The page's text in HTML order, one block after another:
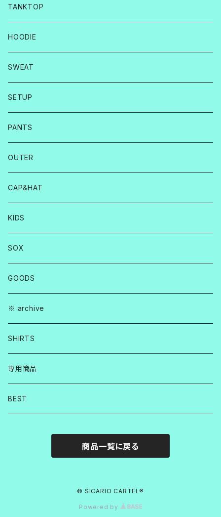
TANKTOP
HOODIE
SWEAT
SETUP
PANTS
OUTER
CAP&HAT
KIDS
SOX
GOODS
※ archive
SHIRTS
専用商品
BEST
商品一覧に戻る
© SICARIO CARTEL®︎
Powered by